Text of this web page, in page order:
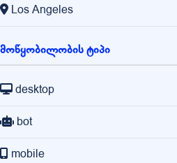
Los Angeles
მოწყობილობის ტიპი
desktop
bot
mobile